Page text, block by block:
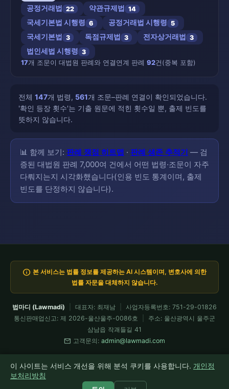
공정거래법
22 약관규제법 14
국세기본법 시행령 6 공정거래법 시행령 5
국세기본법 3 독점규제법 3 전자상거래법 3
법인세법 시행령 3
17개 조문이 대법원 판례와 연결 연계 판례 92건(중복 포함)
전체 147개 법령, 561개 조문–판례 연결이 확인되었습니다.
'확인 등장 횟수'는 기출 원문에 적힌 횟수일 뿐, 출제 빈도를
뜻하지 않습니다.
📊 함께 보기: 판례 쟁점 히트맵 · 판례 생존 추적기 — 검
증된 대법원 판례 7,000여 건에서 어떤 법령·조문이 자주
다뤄지는지 시각화했습니다(인용 빈도 통계이며, 출제
빈도를 단정하지 않습니다).
이 사이트는 서비스 개선을 위해 분석 쿠키를 사용합니다. 개인정
보처리방침
info 본 서비스는 법률 정보를 제공하는 AI 시스템이며, 변호사에 의한
법률 자문을 대체하지 않습니다.
법마디 (Lawmadi) 대표자: 최재남
사업자등록번호: 751-29-01826
통신판매업신고: 제 2026-울산울주-0086호
주소: 울산광역시 울주군
삼남읍 작괘들길 41
mail 고객문의: admin@lawmadi.com
모든 코드는 Claude Fable이 설계·검증 운용 · 현재 Fable 5 가동 중
© 2026 법마디 Lawmadi. All rights reserved.